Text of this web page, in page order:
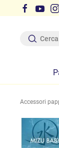
ferie dal 12 al 19
Accessori